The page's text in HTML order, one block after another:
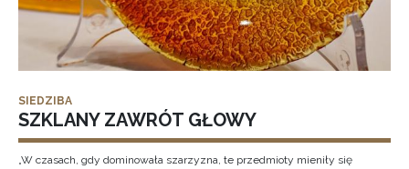
SIEDZIBA
SZKLANY ZAWRÓT GŁOWY
„W czasach, gdy dominowała szarzyzna, te przedmioty mieniły się